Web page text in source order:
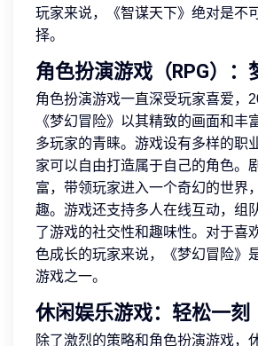
玩家来说，《智谋天下》绝对是不
择。
角色扮演游戏（RPG）：
角色扮演游戏一直深受玩家喜爱，
《梦幻冒险》以其精致的画面和丰
多玩家的青睐。游戏设有多样的职
家可以自由打造属于自己的角色。
富，带领玩家进入一个奇幻的世界
趣。游戏还支持多人在线互动，组
了游戏的社交性和趣味性。对于喜
色成长的玩家来说，《梦幻冒险》
游戏之一。
休闲娱乐游戏：轻松一刻
除了激烈的策略和角色扮演游戏，